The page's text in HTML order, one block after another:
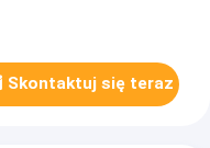
Skontaktuj się teraz